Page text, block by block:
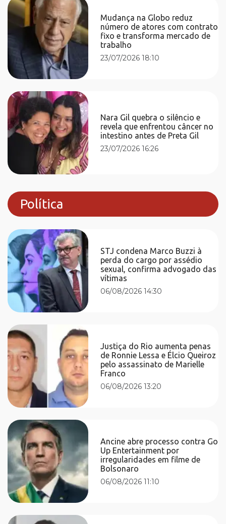
Mudança na Globo reduz
número de atores com contrato
fixo e transforma mercado de
trabalho
23/07/2026 18:10
Nara Gil quebra o silêncio e
revela que enfrentou câncer no
intestino antes de Preta Gil
23/07/2026 16:26
Política
STJ condena Marco Buzzi à
perda do cargo por assédio
sexual, confirma advogado das
vítimas
06/08/2026 14:30
Justiça do Rio aumenta penas
de Ronnie Lessa e Élcio Queiroz
pelo assassinato de Marielle
Franco
06/08/2026 13:20
Ancine abre processo contra Go
Up Entertainment por
irregularidades em filme de
Bolsonaro
06/08/2026 11:10